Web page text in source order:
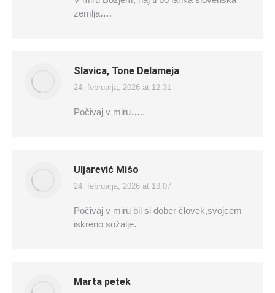
zemlja….
Slavica, Tone Delameja
says:
24. februarja, 2026 at 12:31
Počivaj v miru…..
Uljarević Mišo
says:
24. februarja, 2026 at 13:07
Počivaj v miru bil si dober človek,svojcem
iskreno sožalje.
Marta petek